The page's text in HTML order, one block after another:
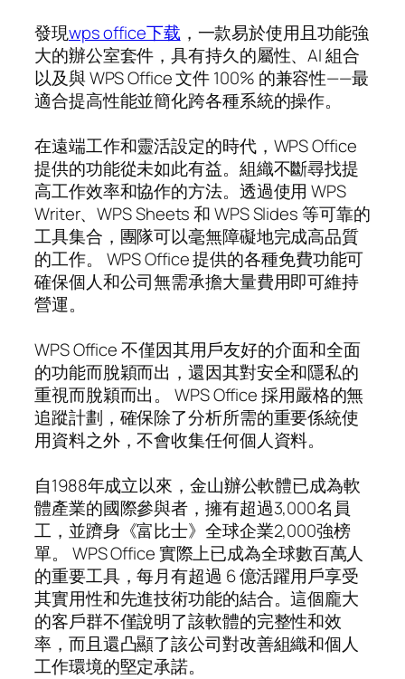
發現wps office下载 ，一款易於使用且功能強
大的辦公室套件，具有持久的屬性、AI 組合
以及與 WPS Office 文件 100% 的兼容性——最
適合提高性能並簡化跨各種系統的操作。
在遠端工作和靈活設定的時代，WPS Office
提供的功能從未如此有益。組織不斷尋找提
高工作效率和協作的方法。透過使用 WPS
Writer、WPS Sheets 和 WPS Slides 等可靠的
工具集合，團隊可以毫無障礙地完成高品質
的工作。 WPS Office 提供的各種免費功能可
確保個人和公司無需承擔大量費用即可維持
營運。
WPS Office 不僅因其用戶友好的介面和全面
的功能而脫穎而出，還因其對安全和隱私的
重視而脫穎而出。 WPS Office 採用嚴格的無
追蹤計劃，確保除了分析所需的重要係統使
用資料之外，不會收集任何個人資料。
自1988年成立以來，金山辦公軟體已成為軟
體產業的國際參與者，擁有超過3,000名員
工，並躋身《富比士》全球企業2,000強榜
單。 WPS Office 實際上已成為全球數百萬人
的重要工具，每月有超過 6 億活躍用戶享受
其實用性和先進技術功能的結合。這個龐大
的客戶群不僅說明了該軟體的完整性和效
率，而且還凸顯了該公司對改善組織和個人
工作環境的堅定承諾。